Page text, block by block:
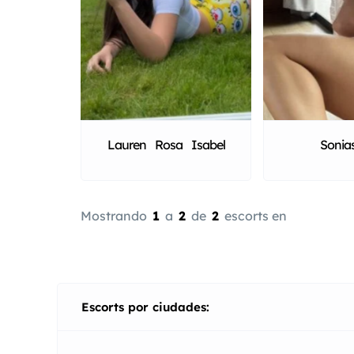
Lauren Rosa Isabel
Mostrando 1 a 2 de 2 escorts en
Escorts por ciudades: